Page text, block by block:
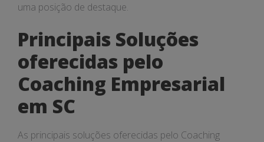
uma posição de destaque.
Principais Soluções
oferecidas pelo
Coaching Empresarial
em SC
As principais soluções oferecidas pelo Coaching